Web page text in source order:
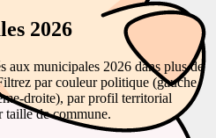
2026
aux municipales 2026 dans plus de
par couleur politique (gauche,
droite), par profil territorial
taille de commune.